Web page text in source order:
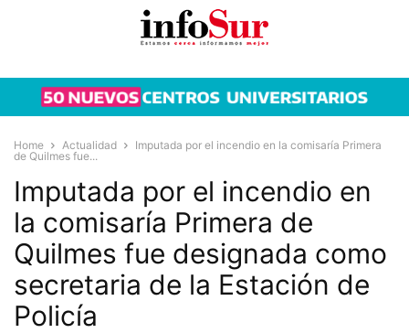
Home Actualidad
Imputada por el incendio en la comisaría Primera
de Quilmes fue...
Imputada por el incendio en
la comisaría Primera de
Quilmes fue designada como
secretaria de la Estación de
Policía